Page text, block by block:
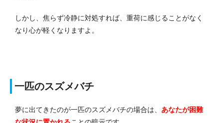
しかし、焦らず冷静に対処すれば、重荷に感じることがなく
なり心が軽くなりますよ。
一匹のスズメバチ
夢に出てきたのが一匹のスズメバチの場合は、 あなたが困難